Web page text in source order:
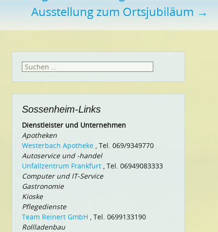
Ausstellung zum Ortsjubiläum →
Suchen
Sossenheim-Links
Dienstleister und Unternehmen
Apotheken
Westerbach Apotheke , Tel. 069/9349770
Autoservice und -handel
Unfallzentrum Frankfurt , Tel. 06949083333
Computer und IT-Service
Gastronomie
Kioske
Pflegedienste
Team Reinert GmbH , Tel. 0699133190
Rollladenbau